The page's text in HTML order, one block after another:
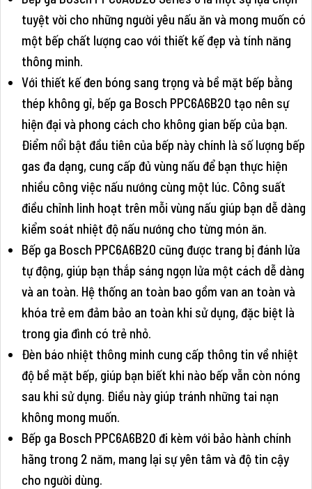
tuyệt vời cho những người yêu nấu ăn và mong muốn có
một bếp chất lượng cao với thiết kế đẹp và tính năng
thông minh.
Với thiết kế đen bóng sang trọng và bề mặt bếp bằng
thép không gỉ, bếp ga Bosch PPC6A6B20 tạo nên sự
hiện đại và phong cách cho không gian bếp của bạn.
Điểm nổi bật đầu tiên của bếp này chính là số lượng bếp
gas đa dạng, cung cấp đủ vùng nấu để bạn thực hiện
nhiều công việc nấu nướng cùng một lúc. Công suất
điều chỉnh linh hoạt trên mỗi vùng nấu giúp bạn dễ dàng
kiểm soát nhiệt độ nấu nướng cho từng món ăn.
Bếp ga Bosch PPC6A6B20 cũng được trang bị đánh lửa
tự động, giúp bạn thắp sáng ngọn lửa một cách dễ dàng
và an toàn. Hệ thống an toàn bao gồm van an toàn và
khóa trẻ em đảm bảo an toàn khi sử dụng, đặc biệt là
trong gia đình có trẻ nhỏ.
Đèn báo nhiệt thông minh cung cấp thông tin về nhiệt
độ bề mặt bếp, giúp bạn biết khi nào bếp vẫn còn nóng
sau khi sử dụng. Điều này giúp tránh những tai nạn
không mong muốn.
Bếp ga Bosch PPC6A6B20 đi kèm với bảo hành chính
hãng trong 2 năm, mang lại sự yên tâm và độ tin cậy
cho người dùng.